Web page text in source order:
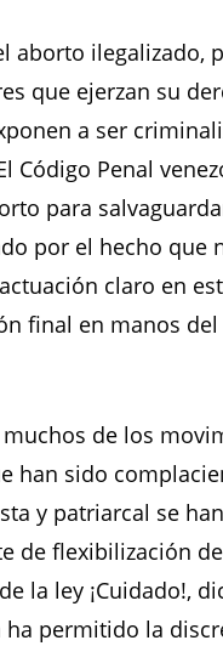
aborto ilegalizado,
que ejerzan su
a ser
Código Penal
para
por el hecho que
claro en
final en manos
muchos de los
han sido
y patriarcal se
de flexibilización
la ley ¡Cuidado!,
permitido la